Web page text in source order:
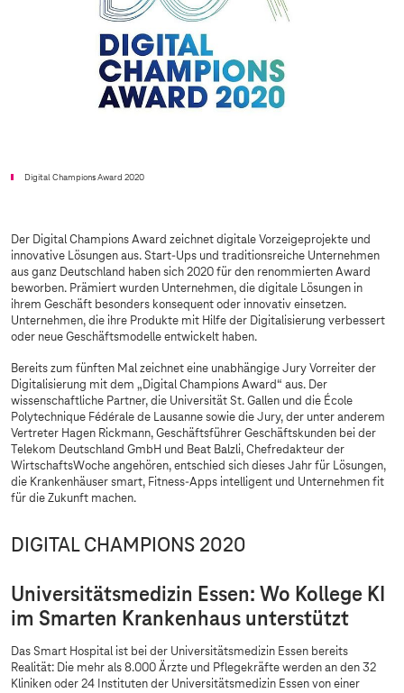
Digital Champions Award 2020
Der Digital Champions Award zeichnet digitale Vorzeigeprojekte und
innovative Lösungen aus. Start-Ups und traditionsreiche Unternehmen
aus ganz Deutschland haben sich 2020 für den renommierten Award
beworben. Prämiert wurden Unternehmen, die digitale Lösungen in
ihrem Geschäft besonders konsequent oder innovativ einsetzen.
Unternehmen, die ihre Produkte mit Hilfe der Digitalisierung verbessert
oder neue Geschäftsmodelle entwickelt haben.
Bereits zum fünften Mal zeichnet eine unabhängige Jury Vorreiter der
Digitalisierung mit dem „Digital Champions Award“ aus. Der
wissenschaftliche Partner, die Universität St. Gallen und die École
Polytechnique Fédérale de Lausanne sowie die Jury, der unter anderem
Vertreter Hagen Rickmann, Geschäftsführer Geschäftskunden bei der
Telekom Deutschland GmbH und Beat Balzli, Chefredakteur der
WirtschaftsWoche angehören, entschied sich dieses Jahr für Lösungen,
die Krankenhäuser smart, Fitness-Apps intelligent und Unternehmen fit
für die Zukunft machen.
DIGITAL CHAMPIONS 2020
Universitätsmedizin Essen: Wo Kollege KI
im Smarten Krankenhaus unterstützt
Das Smart Hospital ist bei der Universitätsmedizin Essen bereits
Realität: Die mehr als 8.000 Ärzte und Pflegekräfte werden an den 32
Kliniken oder 24 Instituten der Universitätsmedizin Essen von einer